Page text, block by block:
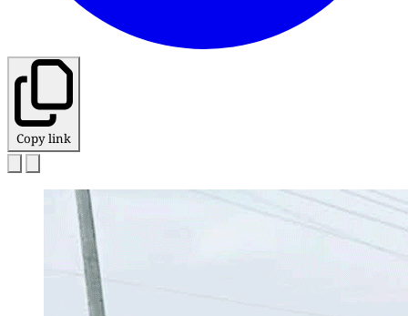
Copy link